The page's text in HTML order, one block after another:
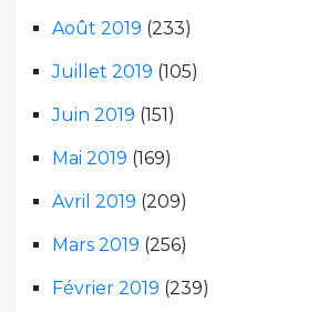
Août 2019 (233)
Juillet 2019 (105)
Juin 2019 (151)
Mai 2019 (169)
Avril 2019 (209)
Mars 2019 (256)
Février 2019 (239)